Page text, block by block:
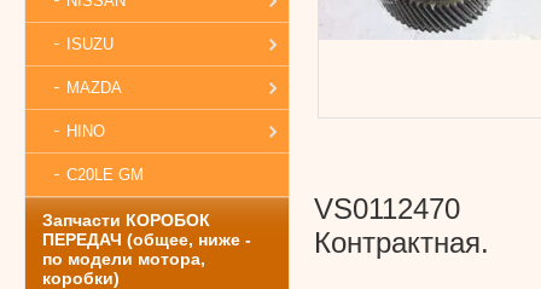
ISUZU
MAZDA
HINO
C20LE GM
Запчасти КОРОБОК
ПЕРЕДАЧ (общее, ниже -
по модели мотора,
коробки)
VS0112470
Контрактная.